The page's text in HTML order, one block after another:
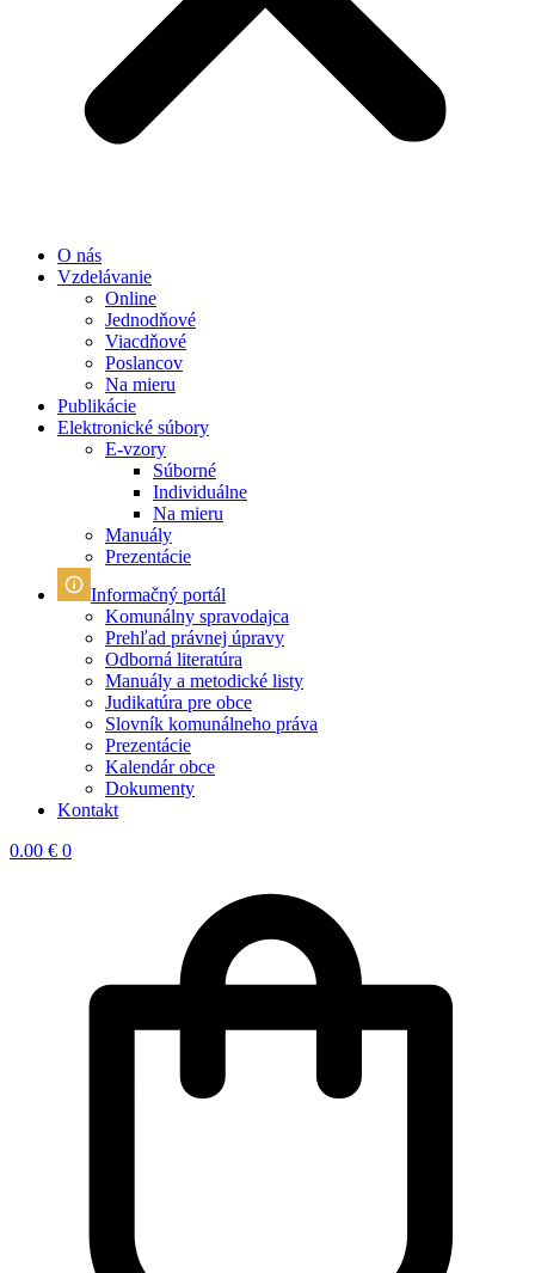
O nás
Vzdelávanie
Online
Jednodňové
Viacdňové
Poslancov
Na mieru
Publikácie
Elektronické súbory
E-vzory
Súborné
Individuálne
Na mieru
Manuály
Prezentácie
Informačný portál
Komunálny spravodajca
Prehľad právnej úpravy
Odborná literatúra
Manuály a metodické listy
Judikatúra pre obce
Slovník komunálneho práva
Prezentácie
Kalendár obce
Dokumenty
Kontakt
0.00 € 0